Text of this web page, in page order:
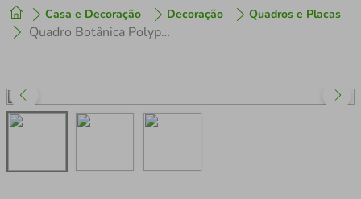
Casa e Decoração Decoração Quadros e Placas
Quadro Botânica Polypodium Nitidum 86x60 Filete Marfim
1º tenis
perfume